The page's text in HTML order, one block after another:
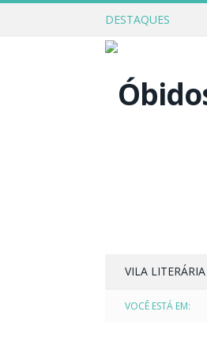
DESTAQUES
VILA LITERÁRIA
VOCÊ ESTÁ EM: